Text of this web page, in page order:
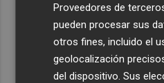
Proveedores de
pueden procesar sus
otros fines, incluido el
geolocalización
del dispositivo. Sus